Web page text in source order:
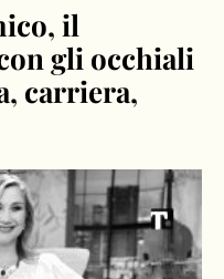
il
gli occhiali
carriera,